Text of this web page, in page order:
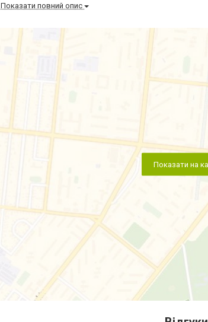
Показати повний опис
Показати на